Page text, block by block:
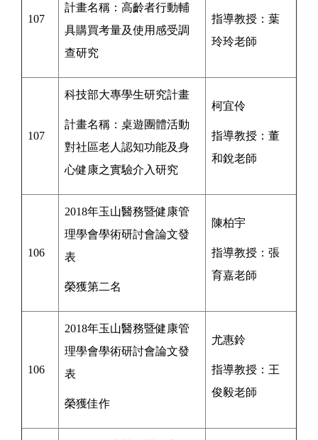
107
計畫名稱： 高齡者行動輔
具購買考量及使用感受調
查研究
指導教授： 葉
玲玲老師
107
科技部大專學生研究計畫
計畫名稱： 桌遊團體活動
對社區老人認知功能及身
心健康之實驗介入研究
柯宜伶
指導教授： 董
和銳老師
106
2018年玉山醫務暨健康管
理學會學術研討會論文發
表
榮獲第二名
陳柏宇
指導教授： 張
育嘉老師
106
2018年玉山醫務暨健康管
理學會學術研討會論文發
表
榮獲佳作
尤惠鈴
指導教授：王
俊毅老師